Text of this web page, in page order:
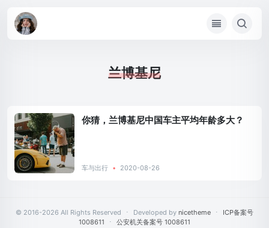
兰博基尼
你猜，兰博基尼中国车主平均年龄多大？
车与出行 • 2020-08-26
© 2016-2026 All Rights Reserved ⋅ Developed by nicetheme ⋅
ICP备案号
1008611
⋅ 公安机关备案号 1008611